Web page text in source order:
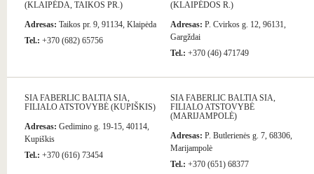
(KLAIPĖDA, TAIKOS PR.)
Adresas: Taikos pr. 9, 91134, Klaipėda
Tel.: +370 (682) 65756
(KLAIPĖDOS R.)
Adresas: P. Cvirkos g. 12, 96131,
Gargždai
Tel.: +370 (46) 471749
SIA FABERLIC BALTIA SIA,
FILIALO ATSTOVYBĖ (KUPIŠKIS)
Adresas: Gedimino g. 19-15, 40114,
Kupiškis
Tel.: +370 (616) 73454
SIA FABERLIC BALTIA SIA,
FILIALO ATSTOVYBĖ
(MARIJAMPOLĖ)
Adresas: P. Butlerienės g. 7, 68306,
Marijampolė
Tel.: +370 (651) 68377